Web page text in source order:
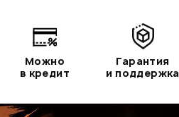
Можно
в кредит
Гарантия
и поддержка